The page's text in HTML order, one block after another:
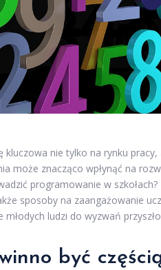
nie tylko na rynku
może znacząco wpłynąć na
programowanie w
sposoby na zaangażowanie
ludzi do wyzwań
być